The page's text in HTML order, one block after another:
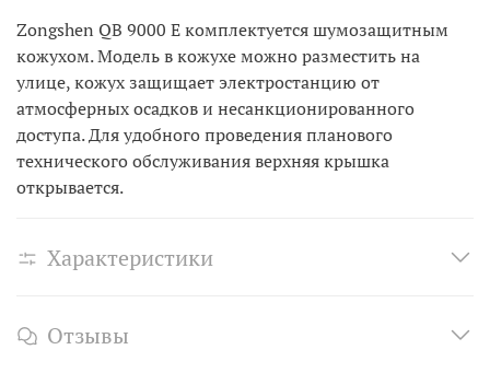
Zongshen QB 9000 E комплектуется шумозащитным
кожухом. Модель в кожухе можно разместить на
улице, кожух защищает электростанцию от
атмосферных осадков и несанкционированного
доступа. Для удобного проведения планового
технического обслуживания верхняя крышка
открывается.
Характеристики
Отзывы